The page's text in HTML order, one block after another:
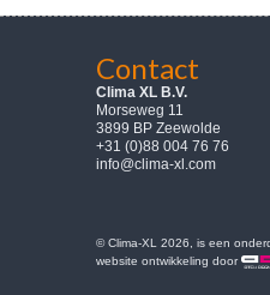
Contact
Clima XL B.V.
Morseweg 11
3899 BP Zeewolde
+31 (0)88 004 76 76
info@clima-xl.com
© Clima-XL 2026, is een
website ontwikkeling door